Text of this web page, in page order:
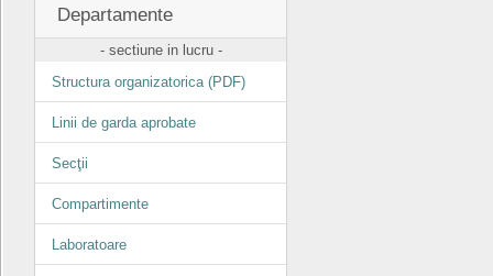
Departamente
- sectiune in lucru -
Structura organizatorica (PDF)
Linii de garda aprobate
Secţii
Compartimente
Laboratoare